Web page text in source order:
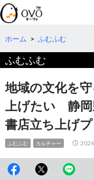
検
索
コ
テ
へ
動
ホーム > ふむふむ
ふむふむ
地域の文化を
上げたい 静岡
書店立ち上げ
ふむふむ カルチャー